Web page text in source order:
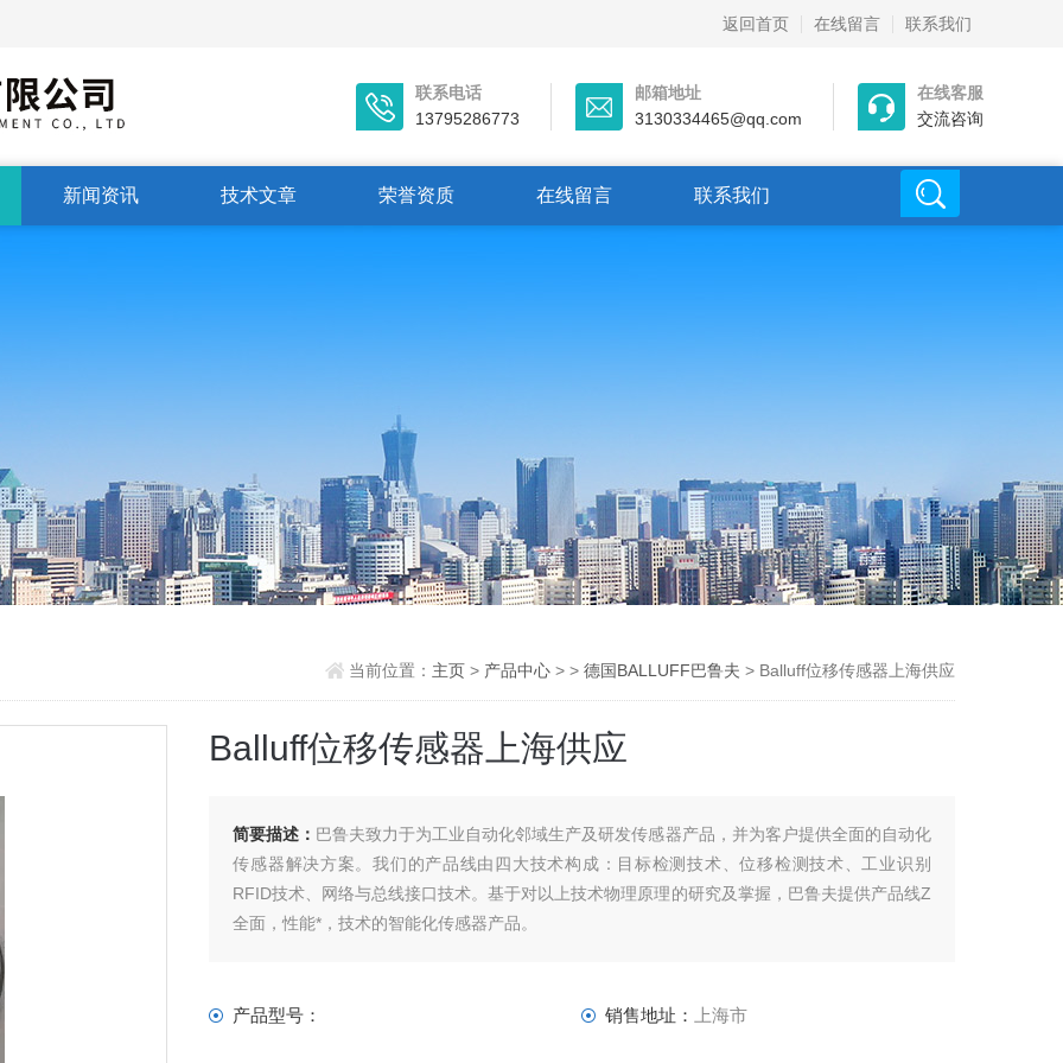
返回首页 在线留言 联系我们
联系电话
13795286773
邮箱地址
3130334465@qq.com
在线客服
交流咨询
新闻资讯 技术文章 荣誉资质 在线留言 联系我们
当前位置： 主页 > 产品中心> > 德国BALLUFF巴鲁夫 > Balluff位移传感器上海供应
Balluff位移传感器上海供应
简要描述： 巴鲁夫致力于为工业自动化邻域生产及研发传感器产品，并为客户提供全面的自动化
传感器解决方案。我们的产品线由四大技术构成：目标检测技术、位移检测技术、工业识别
RFID技术、网络与总线接口技术。基于对以上技术物理原理的研究及掌握，巴鲁夫提供产品线Z
全面，性能*，技术的智能化传感器产品。
产品型号： 销售地址： 上海市